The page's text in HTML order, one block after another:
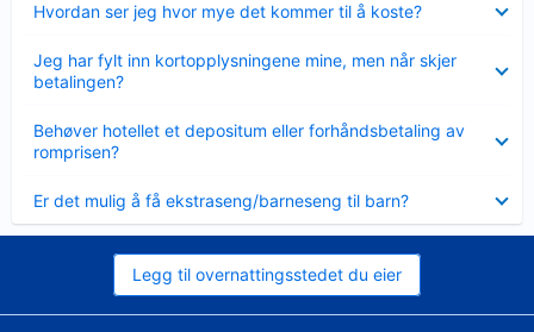
Hvordan ser jeg hvor mye det kommer til å koste?
mindre
Jeg har fylt inn kortopplysningene mine, men når skjer
betalingen?
mindre
Behøver hotellet et depositum eller forhåndsbetaling av
romprisen?
mindre
Er det mulig å få ekstraseng/barneseng til barn?
mindre
Legg til overnattingsstedet du eier